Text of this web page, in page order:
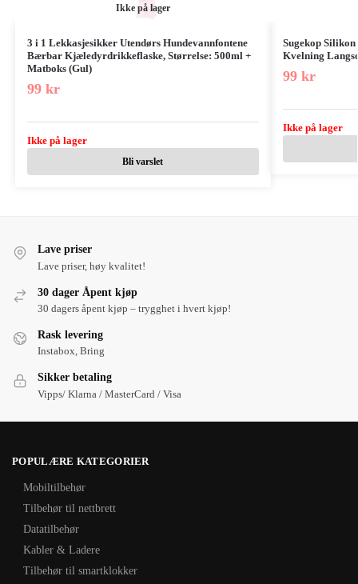
Ikke på lager
3 i 1 Lekkasjesikker Utendørs Hundevannfontene
Bærbar Kjæledyrdrikkeflaske, Størrelse: 500ml +
Matboks (Gul)
99 kr
Ikke på lager
Bli varslet
Sugekop
Kvelning
99 kr
Ikke på lager
Lave priser
Lave priser, høy kvalitet!
30 dager Åpent kjøp
30 dagers åpent kjøp – trygghet i hvert kjøp!
Rask levering
Instabox, Bring
Sikker betaling
Vipps/ Klarna / MasterCard / Visa
POPULÆRE KATEGORIER
Mobiltilbehør
Tilbehør til nettbrett
Datatilbehør
Kabler & Ladere
Tilbehør til smartklokker